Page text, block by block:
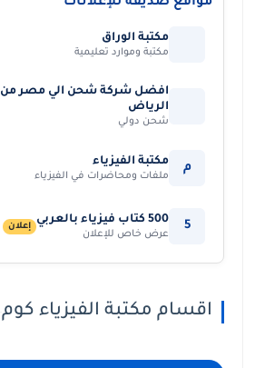
مكتبة الوراق
مكتبة وموارد تعليمية
افضل شركة شحن الي مصر من
الرياض
شحن دولي
م مكتبة الفيزياء
ملفات ومحاضرات في الفيزياء
5 500 كتاب فيزياء بالعربي
عرض خاص للإعلان
إعلان
اقسام مكتبة الفيزياء كوم